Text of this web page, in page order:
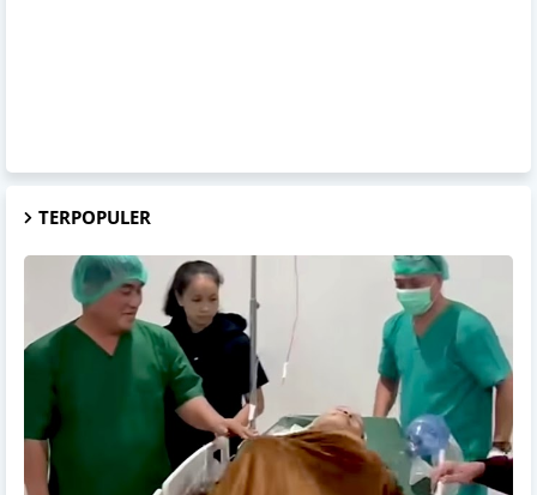
TERPOPULER